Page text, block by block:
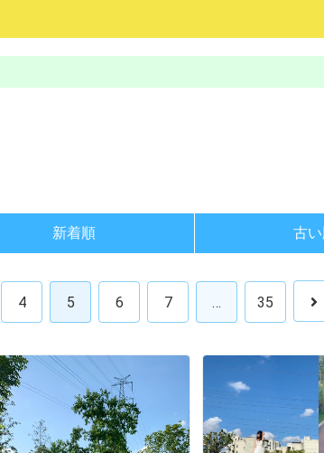
新着順 古
4 5 6 7 … 35